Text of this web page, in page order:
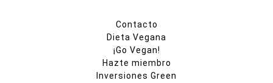
Contacto
Dieta Vegana
¡Go Vegan!
Hazte miembro
Inversiones Green